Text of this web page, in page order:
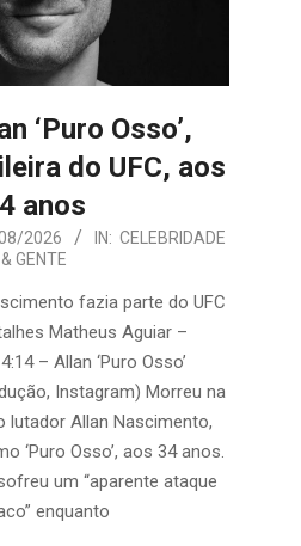
‘Puro Osso’,
do UFC, aos
anos
2026 IN: CELEBRIDADE
& GENTE
fazia parte do UFC
Matheus Aguiar –
– Allan ‘Puro Osso’
Instagram) Morreu na
lutador Allan Nascimento,
‘Puro Osso’, aos 34 anos.
um “aparente ataque
enquanto